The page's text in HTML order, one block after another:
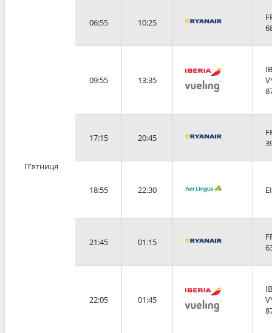
П'ятниця
06:55 10:25
09:55 13:35
17:15 20:45
18:55 22:30
21:45 01:15
22:05 01:45